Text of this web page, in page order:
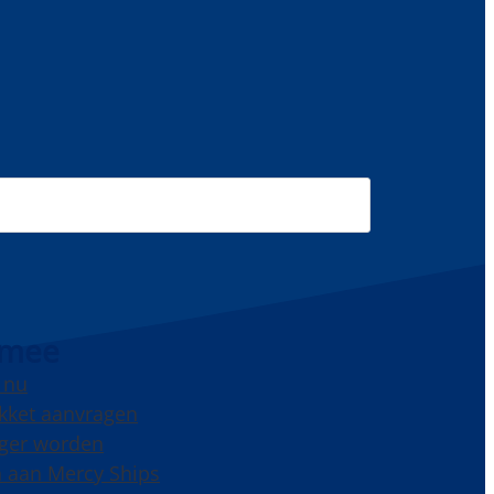
aanvragen
worden
aan Mercy Ships